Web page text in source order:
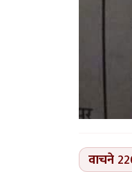
वाचने